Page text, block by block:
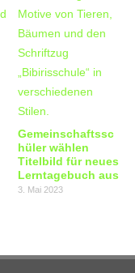
Gemeinschaftssc
hüler wählen
Titelbild für neues
Lerntagebuch aus
3. Mai 2023